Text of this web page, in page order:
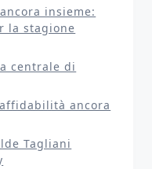
insieme:
la stagione
centrale di
ancora
Tagliani